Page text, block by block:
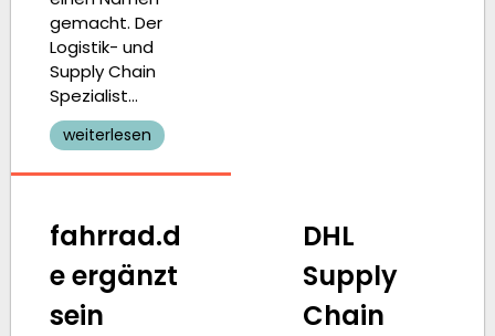
gemacht. Der
Logistik- und
Supply Chain
Spezialist…
weiterlesen
fahrrad.d
e ergänzt
sein
DHL
Supply
Chain